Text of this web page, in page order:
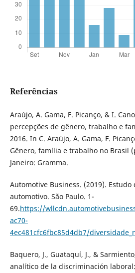
Referências
Araújo, A. Gama, F. Picanço, & I.
percepções de gênero, trabalho e
2016. In C. Araújo, A. Gama, F.
Gênero, família e trabalho no Brasil
Janeiro: Gramma.
Automotive Business. (2019).
automotivo. São Paulo. 1-
69.https://
ac70-
4ec481cfc6fbc85d4db7/
Baquero, J., Guataquí, J., &
analítico de la discriminación